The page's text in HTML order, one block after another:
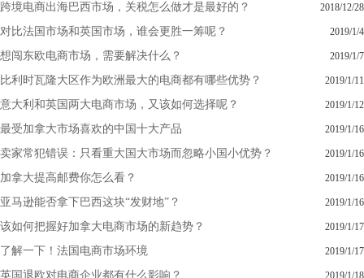
跨境电商出海巴西市场，关税怎么做才是最好的？ 2018/12/28
对比法国市场和英国市场，谁会更胜一筹呢？ 2019/1/4
想闯东欧电商市场，需要解决什么？ 2019/1/7
比利时瓦隆大区作为欧洲最大的电商都有哪些优势？ 2019/1/11
意大利和英国两大电商市场，又该如何选择呢？ 2019/1/12
最受加拿大市场喜欢的中国十大产品 2019/1/16
卖家常犯错误：只看重大国大市场而忽略小国小优势？ 2019/1/16
加拿大提高邮费你怎么看？ 2019/1/16
亚马逊能否拿下巴西这块“发财地”？ 2019/1/16
该如何把握好加拿大电商市场的新趋势？ 2019/1/17
了解一下！法国电商市场环境 2019/1/17
英国退欧对电商企业都有什么影响？ 2019/1/18